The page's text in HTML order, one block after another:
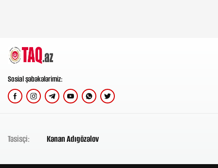
Sosial şəbəkələrimiz:
Təsisçi: Kənan Adıgözəlov